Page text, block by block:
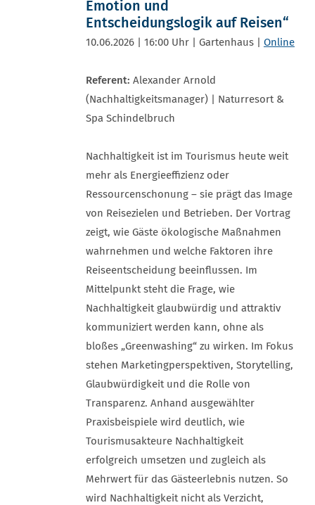
Emotion und
Entscheidungslogik auf Reisen“
10.06.2026 | 16:00 Uhr | Gartenhaus | Online
Referent: Alexander Arnold
(Nachhaltigkeitsmanager) | Naturresort &
Spa Schindelbruch
Nachhaltigkeit ist im Tourismus heute weit
mehr als Energieeffizienz oder
Ressourcenschonung – sie prägt das Image
von Reisezielen und Betrieben. Der Vortrag
zeigt, wie Gäste ökologische Maßnahmen
wahrnehmen und welche Faktoren ihre
Reiseentscheidung beeinflussen. Im
Mittelpunkt steht die Frage, wie
Nachhaltigkeit glaubwürdig und attraktiv
kommuniziert werden kann, ohne als
bloßes „Greenwashing“ zu wirken. Im Fokus
stehen Marketingperspektiven, Storytelling,
Glaubwürdigkeit und die Rolle von
Transparenz. Anhand ausgewählter
Praxisbeispiele wird deutlich, wie
Tourismusakteure Nachhaltigkeit
erfolgreich umsetzen und zugleich als
Mehrwert für das Gästeerlebnis nutzen. So
wird Nachhaltigkeit nicht als Verzicht,